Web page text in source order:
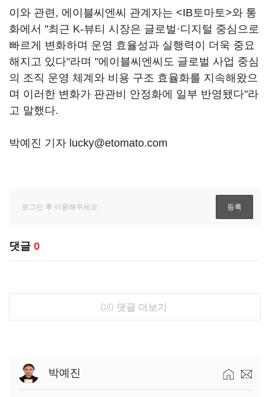
이와 관련, 에이블씨엔씨 관계자는 <IB토마토>와 통
화에서 "최근 K-뷰티 시장은 글로벌·디지털 중심으로
빠르게 변화하며 운영 효율성과 실행력이 더욱 중요
해지고 있다"라며 "에이블씨엔씨도 글로벌 사업 중심
의 조직 운영 체계와 비용 구조 효율화를 지속해왔으
며 이러한 변화가 판관비 안정화에 일부 반영됐다"라
고 말했다.
박예진 기자 lucky@etomato.com
댓글 0
0/0 댓글 더보기
박예진